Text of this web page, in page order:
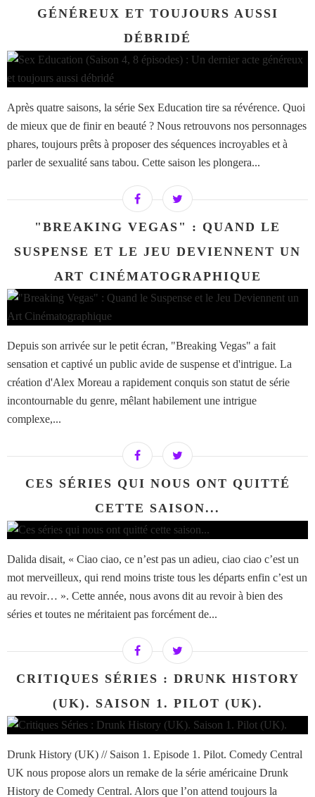
GÉNÉREUX ET TOUJOURS AUSSI
DÉBRIDÉ
Après quatre saisons, la série Sex Education tire sa révérence. Quoi
de mieux que de finir en beauté ? Nous retrouvons nos personnages
phares, toujours prêts à proposer des séquences incroyables et à
parler de sexualité sans tabou. Cette saison les plongera...
"BREAKING VEGAS" : QUAND LE
SUSPENSE ET LE JEU DEVIENNENT UN
ART CINÉMATOGRAPHIQUE
Depuis son arrivée sur le petit écran, "Breaking Vegas" a fait
sensation et captivé un public avide de suspense et d'intrigue. La
création d'Alex Moreau a rapidement conquis son statut de série
incontournable du genre, mêlant habilement une intrigue
complexe,...
CES SÉRIES QUI NOUS ONT QUITTÉ
CETTE SAISON...
Dalida disait, « Ciao ciao, ce n’est pas un adieu, ciao ciao c’est un
mot merveilleux, qui rend moins triste tous les départs enfin c’est un
au revoir… ». Cette année, nous avons dit au revoir à bien des
séries et toutes ne méritaient pas forcément de...
CRITIQUES SÉRIES : DRUNK HISTORY
(UK). SAISON 1. PILOT (UK).
Drunk History (UK) // Saison 1. Episode 1. Pilot. Comedy Central
UK nous propose alors un remake de la série américaine Drunk
History de Comedy Central. Alors que l’on attend toujours la